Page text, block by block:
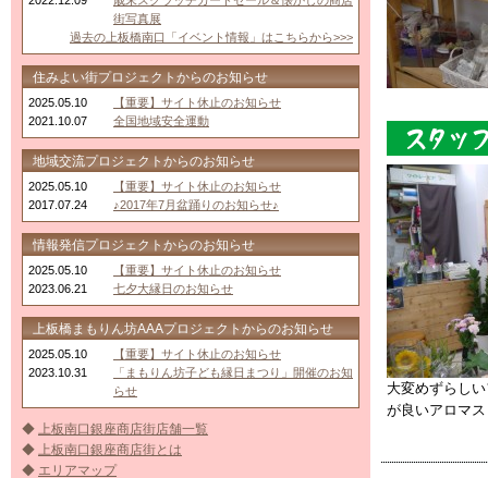
大変めずらし
が良いアロマ
街写真展
過去の上板橋南口「イベント情報」はこちらから>>>
住みよい街プロジェクトからのお知らせ
2025.05.10
【重要】サイト休止のお知らせ
2021.10.07
全国地域安全運動
地域交流プロジェクトからのお知らせ
2025.05.10
【重要】サイト休止のお知らせ
2017.07.24
♪2017年7月盆踊りのお知らせ♪
情報発信プロジェクトからのお知らせ
2025.05.10
【重要】サイト休止のお知らせ
2023.06.21
七夕大縁日のお知らせ
上板橋まもりん坊AAAプロジェクトからのお知らせ
2025.05.10
【重要】サイト休止のお知らせ
2023.10.31
「まもりん坊子ども縁日まつり」開催のお知
らせ
◆ 上板南口銀座商店街店舗一覧
◆ 上板南口銀座商店街とは
◆ エリアマップ